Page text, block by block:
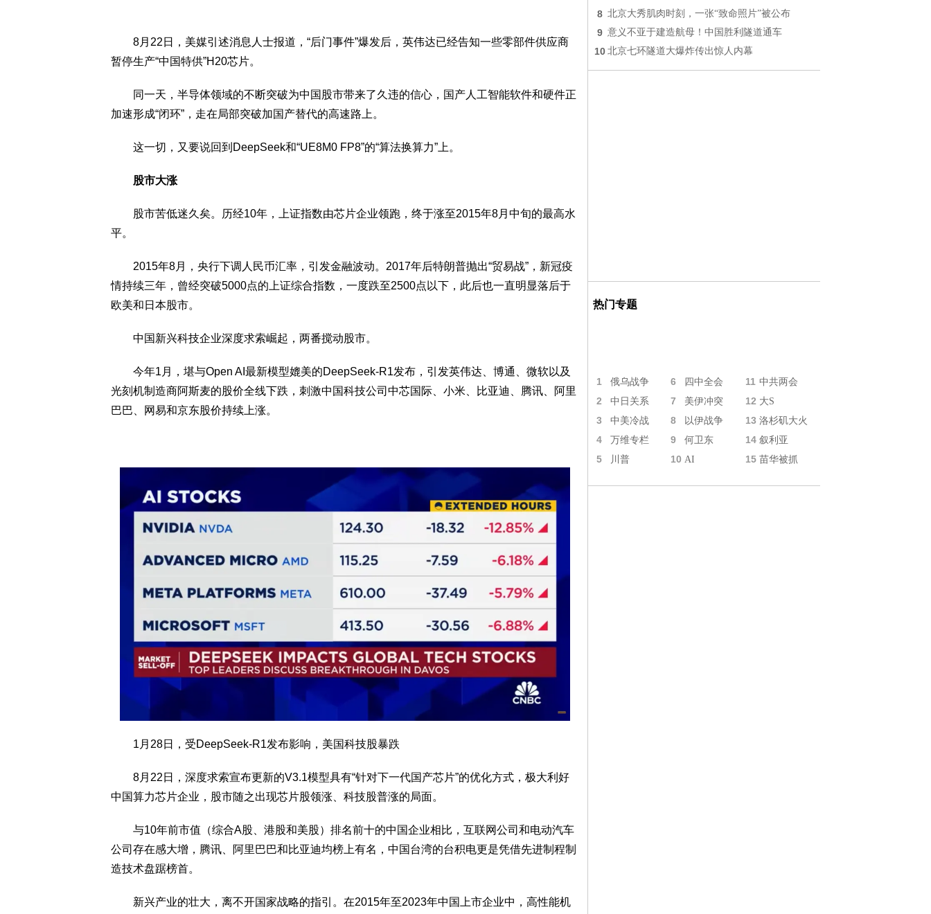
8月22日，美媒引述消息人士报道，“后门事件”爆发后，英伟达已经告知一些零部件供应商
暂停生产“中国特供”H20芯片。
同一天，半导体领域的不断突破为中国 股市带来了久违的信心，国产人工智能软件和硬件正
加速形成“闭环”，走在局部突破加国产替代的高速路上。
这一切，又要说回到DeepSeek和“UE8M0 FP8”的“算法换算力”上。
股市大涨
股市苦低迷久矣。历经10年，上证指数由芯片企业领跑，终于涨至2015年8月中旬的最高水
平。
2015年8月，央行下调人民币汇率，引发金融波动。2017年后特朗普抛出“贸易战”，新冠疫
情持续三年，曾经突破5000点的上证综合指数，一度跌至2500点以下，此后也一直明显落后于
欧美和日本股市。
中国新兴科技企业深度求索崛起，两番搅动股市。
今年1月，堪与Open AI最新模型媲美的DeepSeek-R1发布，引发英伟达、博通、微软以及
光刻机制造商阿斯麦的股价全线下跌，刺激中国科技公司中芯国际、小米、比亚迪、腾讯、阿里
巴巴、网易和京东股价持续上涨。
1月28日，受DeepSeek-R1发布影响，美国科技股暴跌
8月22日，深度求索宣布更新的V3.1模型具有“针对下一代国产芯片”的优化方式，极大利好
中国算力芯片企业，股市随之出现芯片股领涨、科技股普涨的局面。
与10年前市值（综合A股、港股和美股）排名前十的中国企业相比，互联网公司和电动汽车
公司存在感大增，腾讯、阿里巴巴和比亚迪均榜上有名，中国台湾的台积电更是凭借先进制程制
造技术盘踞榜首。
新兴产业的壮大，离不开国家战略的指引。在2015年至2023年中国上市企业中，高性能机
8 北京大秀肌肉时刻，一张“致命照片”被公布
9 意义不亚于建造航母！中国胜利隧道通车
10 北京七环隧道大爆炸传出惊人内幕
热门专题
1 俄乌战争 6 四中全会 11 中共两会
2 中日关系 7 美伊冲突 12 大S
3 中美冷战 8 以伊战争 13 洛杉矶大火
4 万维专栏 9 何卫东 14 叙利亚
5 川普 10 AI 15 苗华被抓